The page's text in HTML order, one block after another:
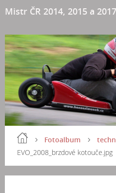
Mistr ČR 2014, 2015 a 2017
Fotoalbum
EVO_2008_brzdové kotouče.jpg